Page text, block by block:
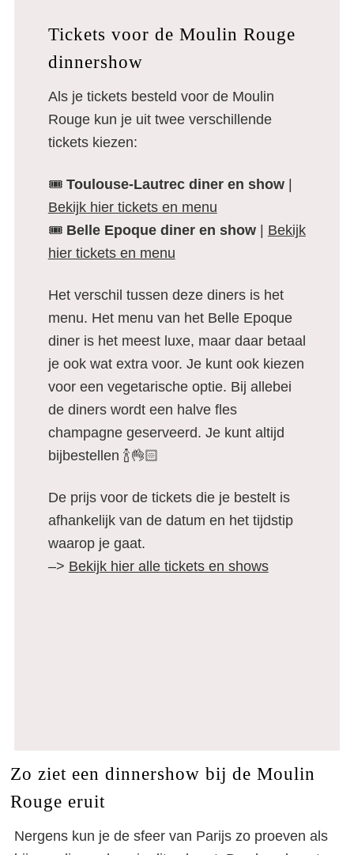
Tickets voor de Moulin Rouge
dinnershow
Als je tickets besteld voor de Moulin
Rouge kun je uit twee verschillende
tickets kiezen:
🎟️ Toulouse-Lautrec diner en show|
Bekijk hier tickets en menu
🎟️ Belle Epoque diner en show| Bekijk
hier tickets en menu
Het verschil tussen deze diners is het
menu. Het menu van het Belle Epoque
diner is het meest luxe, maar daar betaal
je ook wat extra voor. Je kunt ook kiezen
voor een vegetarische optie. Bij allebei
de diners wordt een halve fles
champagne geserveerd. Je kunt altijd
bijbestellen 🍾👌🏻
De prijs voor de tickets die je bestelt is
afhankelijk van de datum en het tijdstip
waarop je gaat.
–> Bekijk hier alle tickets en shows
Zo ziet een dinnershow bij de Moulin
Rouge eruit
Nergens kun je de sfeer van Parijs zo proeven als